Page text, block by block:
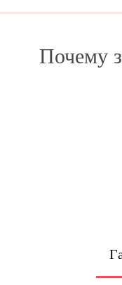
Почему